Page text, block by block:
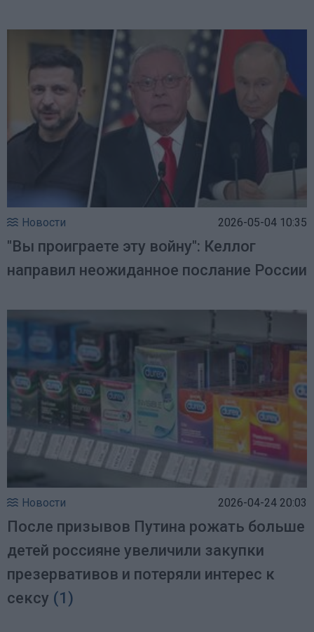
Новости 2026-05-04 10:35
"Вы проиграете эту войну": Келлог
направил неожиданное послание России
Новости 2026-04-24 20:03
После призывов Путина рожать больше
детей россияне увеличили закупки
презервативов и потеряли интерес к
сексу (1)